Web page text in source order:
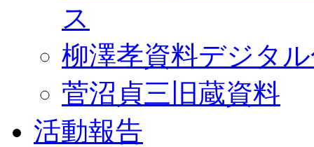
ス
柳澤孝資料デジタ
菅沼貞三旧蔵資料
活動報告